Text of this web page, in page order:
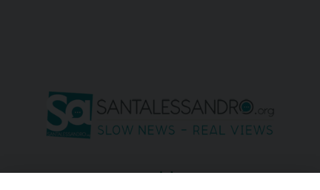
seguici su